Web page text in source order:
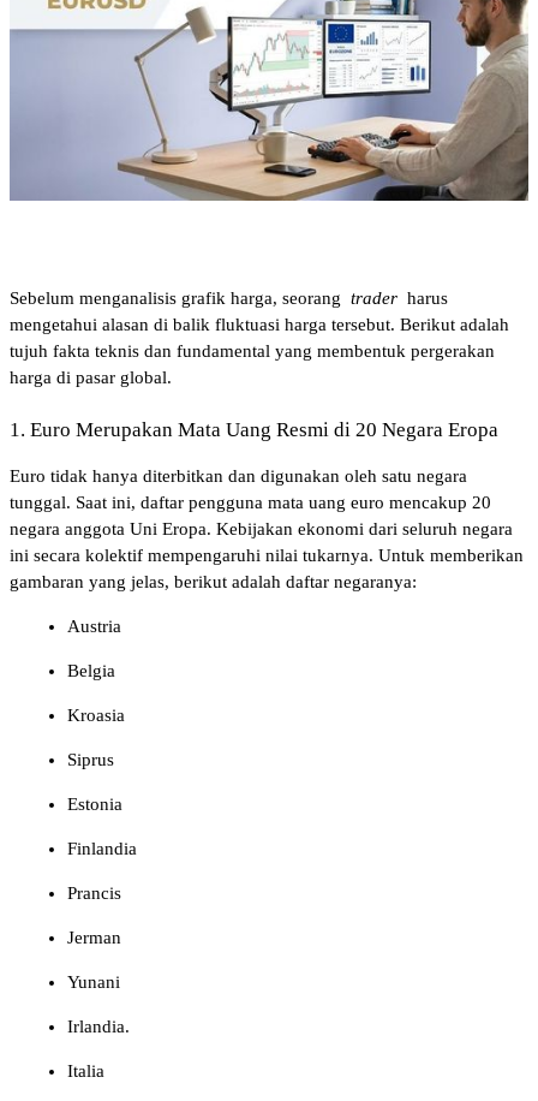
Sebelum menganalisis grafik harga, seorang trader harus
mengetahui alasan di balik fluktuasi harga tersebut. Berikut adalah
tujuh fakta teknis dan fundamental yang membentuk pergerakan
harga di pasar global.
1. Euro Merupakan Mata Uang Resmi di 20 Negara Eropa
Euro tidak hanya diterbitkan dan digunakan oleh satu negara
tunggal. Saat ini, daftar pengguna mata uang euro mencakup 20
negara anggota Uni Eropa. Kebijakan ekonomi dari seluruh negara
ini secara kolektif mempengaruhi nilai tukarnya. Untuk memberikan
gambaran yang jelas, berikut adalah daftar negaranya:
Austria
Belgia
Kroasia
Siprus
Estonia
Finlandia
Prancis
Jerman
Yunani
Irlandia.
Italia